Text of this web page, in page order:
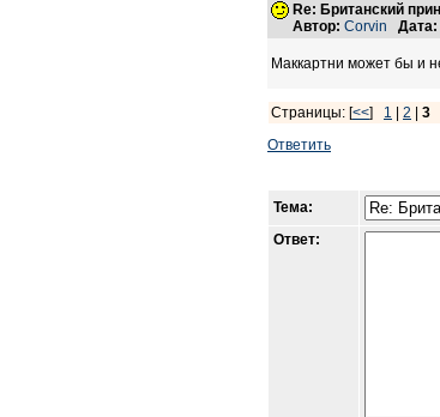
Re: Британский
Автор: Corvin Дата:
Маккартни может бы и
Страницы: [<<] 1 2
3
Ответить
Тема:
Ответ: